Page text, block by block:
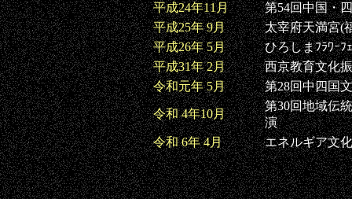
平成24年11月
第54回中国・
平成25年 9月
太宰府天満宮(
平成26年 5月
ひろしまﾌﾗﾜｰﾌ
平成31年 2月
西京教育文化
令和元年 5月
第28回中四国
令和 4年10月
第30回地域伝
演
令和 6年 4月
エネルギア文